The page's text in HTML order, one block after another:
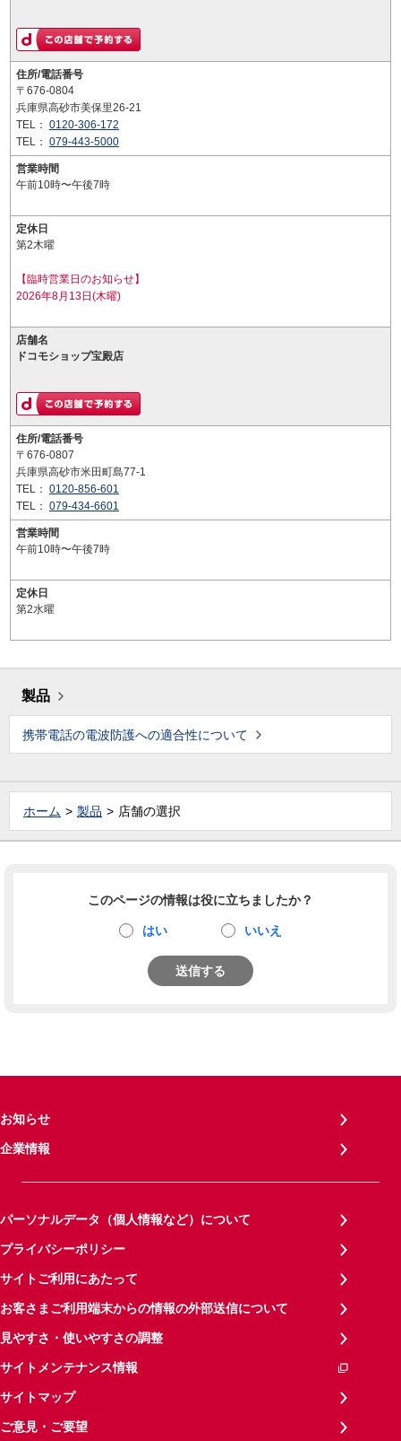
住所/電話番号
〒676-0804
兵庫県高砂市美保里26-21
TEL： 0120-306-172
TEL： 079-443-5000
営業時間
午前10時〜午後7時
定休日
第2木曜
【臨時営業日のお知らせ】
2026年8月13日(木曜)
店舗名
ドコモショップ宝殿店
住所/電話番号
〒676-0807
兵庫県高砂市米田町島77-1
TEL： 0120-856-601
TEL： 079-434-6601
営業時間
午前10時〜午後7時
定休日
第2水曜
製品
携帯電話の電波防護への適合性について
ホーム 製品 店舗の選択
このページの情報は役に立ちましたか？
はい いいえ
送信する
お知らせ
企業情報
パーソナルデータ（個人情報など）について
プライバシーポリシー
サイトご利用にあたって
お客さまご利用端末からの情報の外部送信について
見やすさ・使いやすさの調整
サイトメンテナンス情報
サイトマップ
ご意見・ご要望